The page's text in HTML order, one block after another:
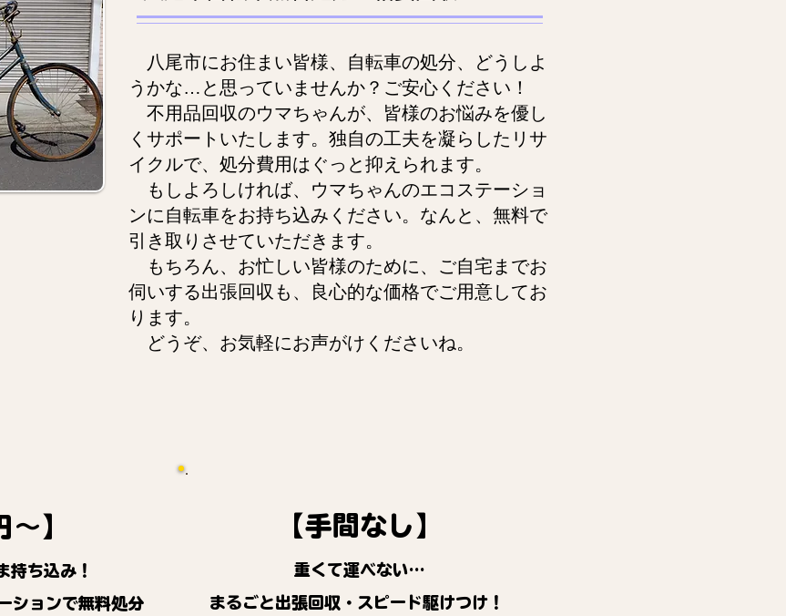
八尾市にお住まい皆様、自転車の処分、どうしよ
うかな…と思っていませんか？ご安心ください！
不用品回収のウマちゃんが、皆様のお悩みを優し
くサポートいたします。独自の工夫を凝らしたリサ
イクルで、処分費用はぐっと抑えられます。
もしよろしければ、ウマちゃんのエコステーショ
ンに自転車をお持ち込みください。なんと、無料で
引き取りさせていただきます。
もちろん、お忙しい皆様のために、ご自宅までお
伺いする出張回収も、良心的な価格でご用意してお
ります。
どうぞ、お気軽にお声がけくださいね。
～】
持ち込み！
ションで無料処分
【手間なし】
重くて運べない…
まるごと出張回収・スピード駆けつけ！